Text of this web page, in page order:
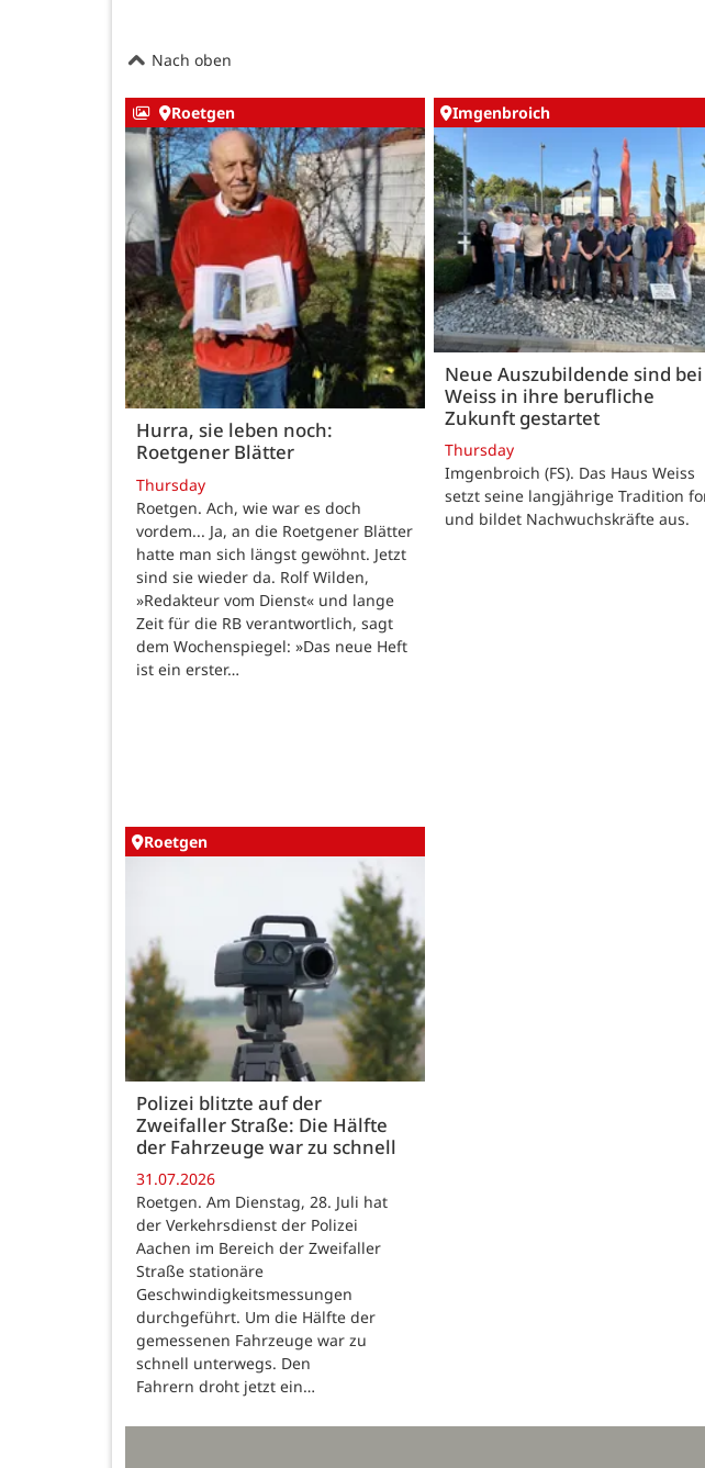
Nach oben
Roetgen
Hurra, sie leben noch:
Roetgener Blätter
Thursday
Roetgen. Ach, wie war es doch
vordem... Ja, an die Roetgener Blätter
hatte man sich längst gewöhnt. Jetzt
sind sie wieder da. Rolf Wilden,
»Redakteur vom Dienst« und lange
Zeit für die RB verantwortlich, sagt
dem Wochenspiegel: »Das neue Heft
ist ein erster…
Imgenbroich
Neue Auszubildende sind bei
Weiss in ihre berufliche
Zukunft gestartet
Thursday
Imgenbroich (FS). Das Haus Weiss
setzt seine langjährige Tradition
und bildet Nachwuchskräfte aus.
Roetgen
Polizei blitzte auf der
Zweifaller Straße: Die Hälfte
der Fahrzeuge war zu schnell
31.07.2026
Roetgen. Am Dienstag, 28. Juli hat
der Verkehrsdienst der Polizei
Aachen im Bereich der Zweifaller
Straße stationäre
Geschwindigkeitsmessungen
durchgeführt. Um die Hälfte der
gemessenen Fahrzeuge war zu
schnell unterwegs. Den
Fahrern droht jetzt ein…